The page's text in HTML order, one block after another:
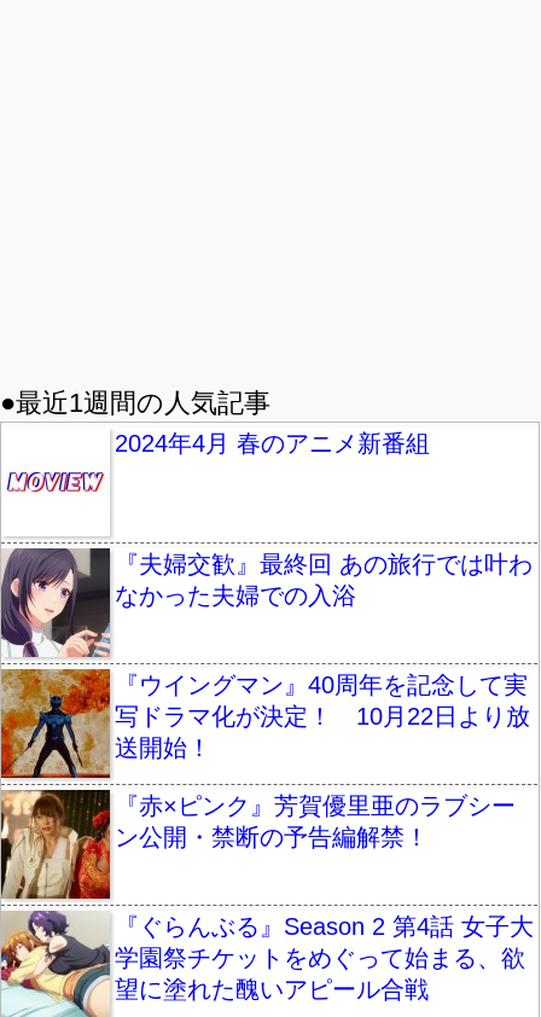
●最近1週間の人気記事
2024年4月 春のアニメ新番組
『夫婦交歓』最終回 あの旅行では叶わ
なかった夫婦での入浴
『ウイングマン』40周年を記念して実
写ドラマ化が決定！ 10月22日より放
送開始！
『赤×ピンク』芳賀優里亜のラブシー
ン公開・禁断の予告編解禁！
『ぐらんぶる』Season 2 第4話 女子大
学園祭チケットをめぐって始まる、欲
望に塗れた醜いアピール合戦